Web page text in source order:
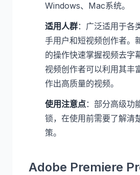
Windows、Mac系统。
适用人群：广泛适用于各
手用户和短视频创作者。
的操作快速掌握视频去字
视频创作者可以利用其丰
作出高质量的视频。
使用注意点：部分高级功
锁，在使用前需要了解清
策。
Adobe Premiere